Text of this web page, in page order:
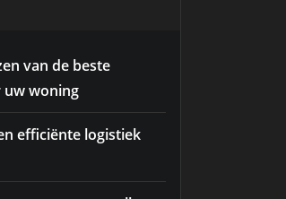
van de beste
woning
efficiënte logistiek